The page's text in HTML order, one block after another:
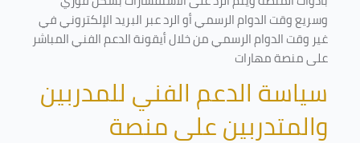
وسريع وقت الدوام الرسمي أو الرد عبر البريد الإلكتروني في
غير وقت الدوام الرسمي من خلال أيقونة الدعم الفني المباشر
على منصة مهارات
سياسة الدعم الفني للمدربين
والمتدربين على منصة